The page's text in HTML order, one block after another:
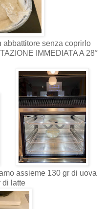
abbattitore senza coprirlo
IMMEDIATA A 28°
assieme 130 gr di uova
di latte